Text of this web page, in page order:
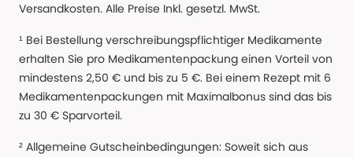
Versandkosten. Alle Preise Inkl. gesetzl. MwSt.
¹ Bei Bestellung verschreibungspflichtiger Medikamente
erhalten Sie pro Medikamentenpackung einen Vorteil von
mindestens 2,50 € und bis zu 5 €. Bei einem Rezept mit 6
Medikamentenpackungen mit Maximalbonus sind das bis
zu 30 € Sparvorteil.
² Allgemeine Gutscheinbedingungen: Soweit sich aus